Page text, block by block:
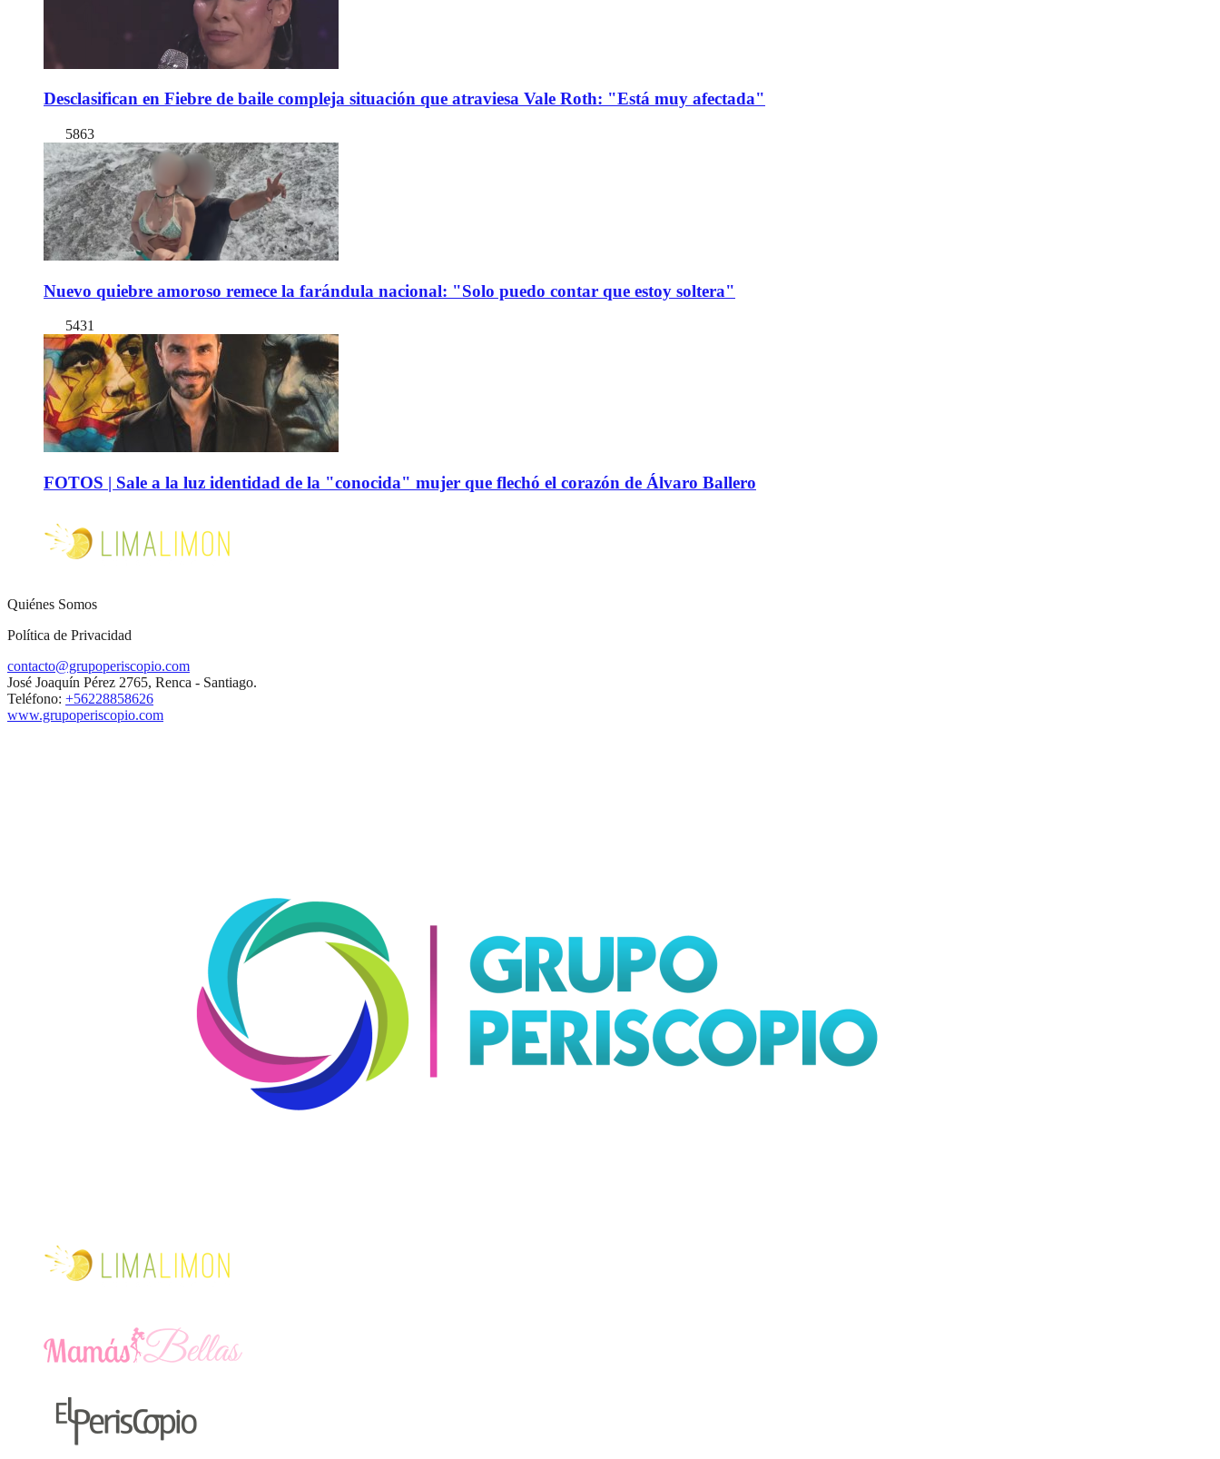
Desclasifican en Fiebre de baile compleja situación que atraviesa Vale Roth: "Está muy afectada"
5863
Nuevo quiebre amoroso remece la farándula nacional: "Solo puedo contar que estoy soltera"
5431
FOTOS | Sale a la luz identidad de la "conocida" mujer que flechó el corazón de Álvaro Ballero
Quiénes Somos
Política de Privacidad
contacto@grupoperiscopio.com
José Joaquín Pérez 2765, Renca - Santiago.
Teléfono: +56228858626
www.grupoperiscopio.com